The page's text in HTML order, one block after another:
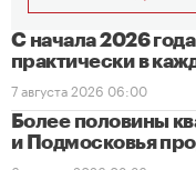
С начала 2026
практически в
7 августа 2026 06:00
Более половины
и Подмосковья